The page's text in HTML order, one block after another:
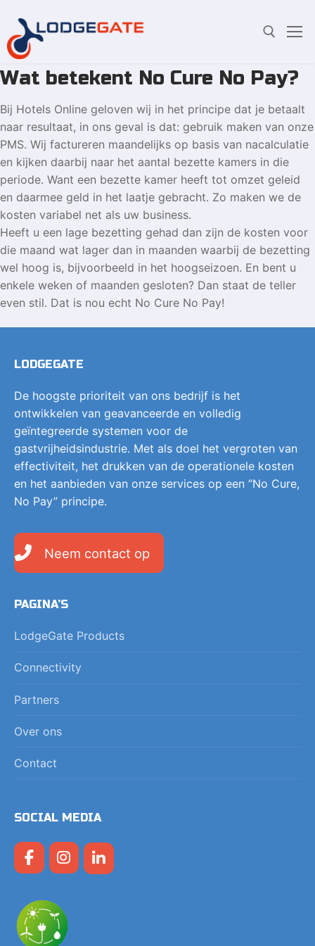
Overslaan
inhoud
Wat betekent No Cure No Pay?
Bij Hotels Online geloven wij in het principe dat je betaalt
naar resultaat, in ons geval is dat: gebruik maken van onze
PMS. Wij factureren maandelijks op basis van nacalculatie
en kijken daarbij naar het aantal bezette kamers in die
periode. Want een bezette kamer heeft tot omzet geleid
en daarmee geld in het laatje gebracht. Zo maken we de
kosten variabel net als uw business.
Heeft u een lage bezetting gehad dan zijn de kosten voor
die maand wat lager dan in maanden waarbij de bezetting
wel hoog is, bijvoorbeeld in het hoogseizoen. En bent u
enkele weken of maanden gesloten? Dan staat de teller
even stil. Dat is nou echt No Cure No Pay!
LODGEGATE
De hoogste prioriteit van ons bedrijf is het
ontwikkelen van geavanceerde en volledig
geïntegreerde systemen voor de
gastvrijheidsindustrie. Met als doel het vergroten van
effectiviteit, het drukken van de operationele kosten
en het aanbieden van onze services op een “No Cure,
No Pay” principe.
Neem contact op
PAGINA’S
LodgeGate Products
Connectivity
Partners
Over ons
Contact
SOCIAL MEDIA